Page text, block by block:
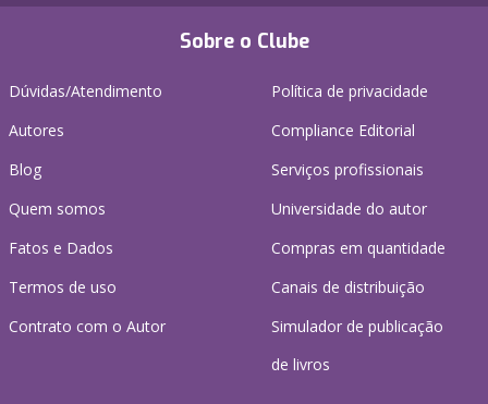
Sobre o Clube
Dúvidas/Atendimento
Autores
Blog
Quem somos
Fatos e Dados
Termos de uso
Contrato com o Autor
Política de privacidade
Compliance Editorial
Serviços profissionais
Universidade do autor
Compras em quantidade
Canais de distribuição
Simulador de publicação
de livros